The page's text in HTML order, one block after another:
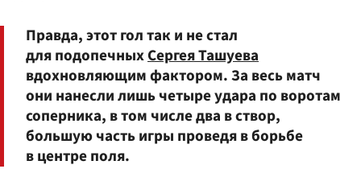
Правда, этот гол так и не стал
для подопечныхСергея Ташуева
вдохновляющим фактором. За весь матч
они нанесли лишь четыре удара по воротам
соперника, в том числе два в створ,
большую часть игры проведя в борьбе
в центре поля.